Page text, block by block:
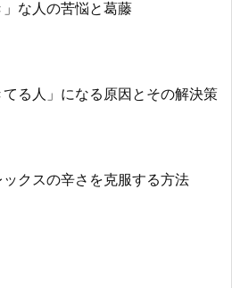
」な人の苦悩と葛藤
てる人」になる原因とその解決策
クスの辛さを克服する方法